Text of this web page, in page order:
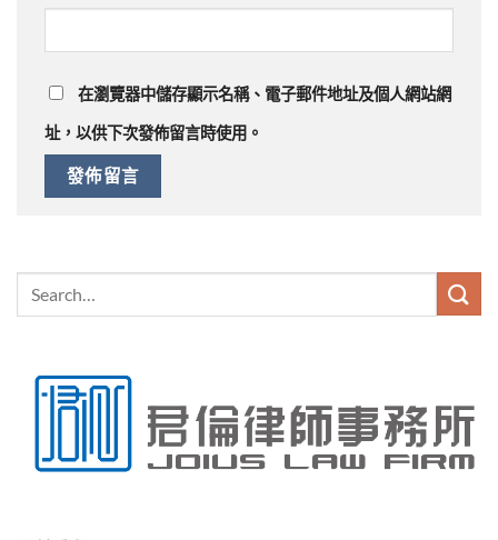
在瀏覽器中儲存顯示名稱、電子郵件地址及個人網站網
址，以供下次發佈留言時使用。